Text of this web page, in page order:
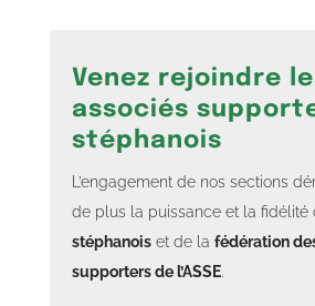
Venez rejoindre
associés
stéphanois
L’engagement de nos sections
de plus la puissance et la fidélité
stéphanois et de la fédération
supporters de l’ASSE.